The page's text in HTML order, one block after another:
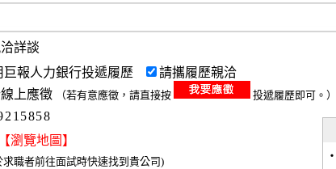
‧
詳談
巨報人力銀行投遞履歷
請攜履歷親洽
上應徵
（若有意應徵，請直接按 投遞履歷即可。）
【瀏覽地圖】
職者前往面試時快速找到貴公司)